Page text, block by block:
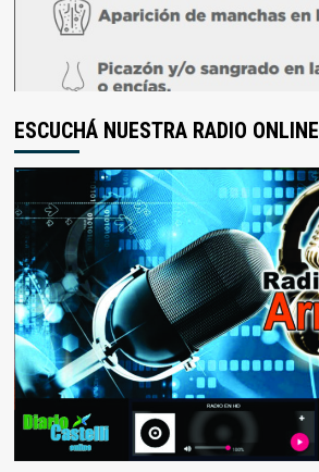
ESCUCHÁ NUESTRA RADIO ONLINE